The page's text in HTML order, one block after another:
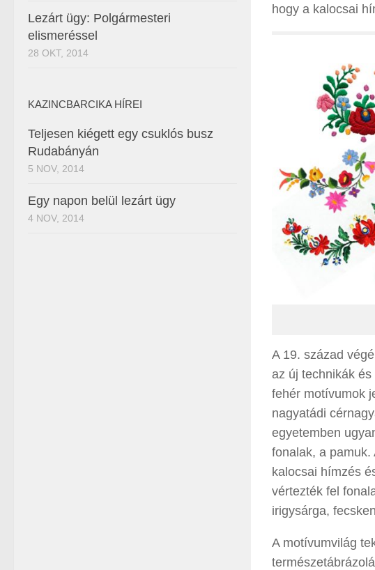
hogy a kalocsai
A 19. század
az új technikák
fehér motívumok
nagyatádi
egyetemben
fonalak, a
kalocsai hímzés
vértezték fel
irigysárga,
A motívumvilág
Lezárt ügy: Polgármesteri
elismeréssel
28 OKT, 2014
KAZINCBARCIKA HÍREI
Teljesen kiégett egy csuklós busz
Rudabányán
5 NOV, 2014
Egy napon belül lezárt ügy
4 NOV, 2014